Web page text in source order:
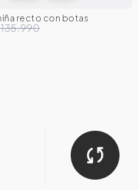
3T 4T 5T
recto con botas